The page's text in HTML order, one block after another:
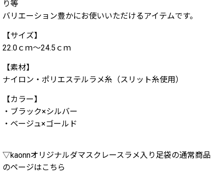
り等
バリエーション豊かにお使いいただけるアイテムです。
【サイズ】
22.0ｃｍ〜24.5ｃｍ
【素材】
ナイロン・ポリエステルラメ糸（スリット糸使用）
【カラー】
・ブラック×シルバー
・ベージュ×ゴールド
▽kaonnオリジナルダマスクレースラメ入り足袋の通常商品
のページはこちら